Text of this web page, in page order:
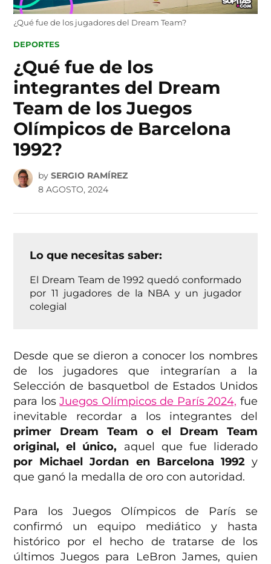
¿Qué fue de los jugadores del Dream Team?
POSTED
DEPORTES
¿Qué fue de los
integrantes del Dream
Team de los Juegos
Olímpicos de Barcelona
1992?
by SERGIO RAMÍREZ
8 AGOSTO, 2024
Lo que necesitas saber:
El Dream Team de 1992 quedó conformado
por 11 jugadores de la NBA y un jugador
colegial
Desde que se dieron a conocer los nombres
de los jugadores que integrarían a la
Selección de basquetbol de Estados Unidos
para losJuegos Olímpicos de París 2024, fue
inevitable recordar a los integrantes del
primer Dream Team o el Dream Team
original, el único, aquel que fue liderado
por Michael Jordan en Barcelona 1992 y
que ganó la medalla de oro con autoridad.
Para los Juegos Olímpicos de París se
confirmó un equipo mediático y hasta
histórico por el hecho de tratarse de los
últimos Juegos para LeBron James, quien